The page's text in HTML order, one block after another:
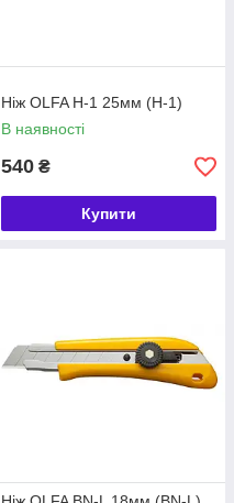
Ніж OLFA H-1 25мм (H-1)
В наявності
540 ₴
Купити